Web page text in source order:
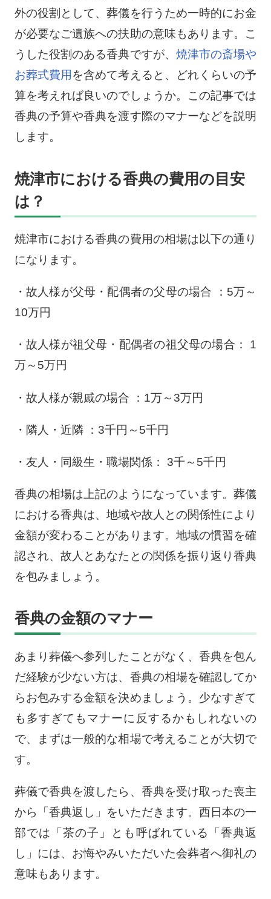
外の役割として、葬儀を行うため一時的にお金
が必要なご遺族への扶助の意味もあります。こ
うした役割のある香典ですが、 焼津市の斎場や
お葬式費用 を含めて考えると、どれくらいの予
算を考えれば良いのでしょうか。この記事では
香典の予算や香典を渡す際のマナーなどを説明
します。
焼津市における香典の費用の目安
は？
焼津市における香典の費用の相場は以下の通り
になります。
・故人様が父母・配偶者の父母の場合 ：5万～
10万円
・故人様が祖父母・配偶者の祖父母の場合： 1
万～5万円
・故人様が親戚の場合 ：1万～3万円
・隣人・近隣 ：3千円～5千円
・友人・同級生・職場関係： 3千～5千円
香典の相場は上記のようになっています。葬儀
における香典は、地域や故人との関係性により
金額が変わることがあります。地域の慣習を確
認され、故人とあなたとの関係を振り返り香典
を包みましょう。
香典の金額のマナー
あまり葬儀へ参列したことがなく、香典を包ん
だ経験が少ない方は、香典の相場を確認してか
らお包みする金額を決めましょう。少なすぎて
も多すぎてもマナーに反するかもしれないの
で、まずは一般的な相場で考えることが大切で
す。
葬儀で香典を渡したら、香典を受け取った喪主
から「香典返し」をいただきます。西日本の一
部では「茶の子」とも呼ばれている「香典返
し」には、お悔やみいただいた会葬者へ御礼の
意味もあります。